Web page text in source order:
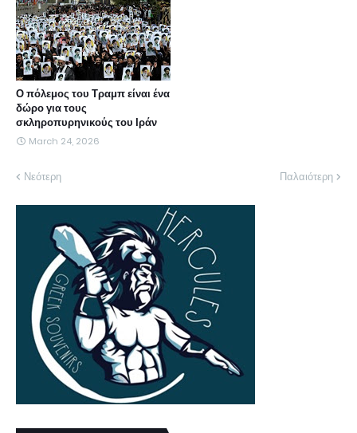
Ο πόλεμος του Τραμπ είναι ένα
δώρο για τους
σκληροπυρηνικούς του Ιράν
March 24, 2026
Νεότερη Παλαιότερη